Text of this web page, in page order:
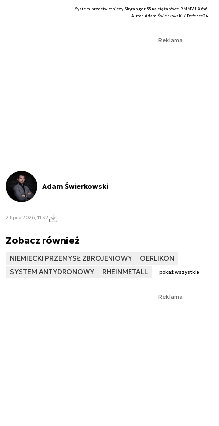
System przeciwlotniczy Skyranger 35 na ciężarówce RMMV HX 6x6.
Autor. Adam Świerkowski / Defence24
Reklama
Adam Świerkowski
2 lipca 2026, 11:32
Zobacz również
NIEMIECKI PRZEMYSŁ ZBROJENIOWY
OERLIKON
SYSTEM ANTYDRONOWY
RHEINMETALL pokaż wszystkie
Reklama